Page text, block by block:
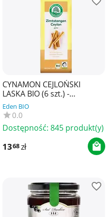
CYNAMON CEJLOŃSKI
LASKA BIO (6 szt.) -
LEBENSBAUM
Eden BIO
0.0
Dostępność: 845 produkt(y)
1368 zł